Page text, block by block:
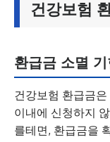
건강보험
환급금 소멸
건강보험 환급금
이내에 신청하지
를테면, 환급금을